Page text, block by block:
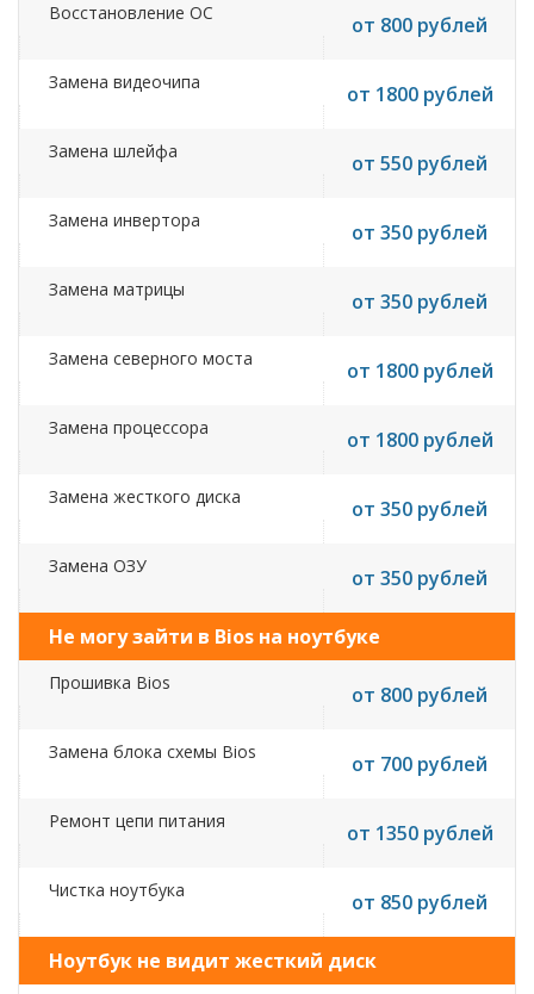
Восстановление ОС от 800 рублей
Замена видеочипа от 1800 рублей
Замена шлейфа от 550 рублей
Замена инвертора от 350 рублей
Замена матрицы от 350 рублей
Замена северного моста от 1800 рублей
Замена процессора от 1800 рублей
Замена жесткого диска от 350 рублей
Замена ОЗУ от 350 рублей
Не могу зайти в Bios на ноутбуке
Прошивка Bios от 800 рублей
Замена блока схемы Bios от 700 рублей
Ремонт цепи питания от 1350 рублей
Чистка ноутбука от 850 рублей
Ноутбук не видит жесткий диск